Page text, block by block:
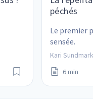
péchés
Le premier
sensée.
Kari Sundmark
6 min